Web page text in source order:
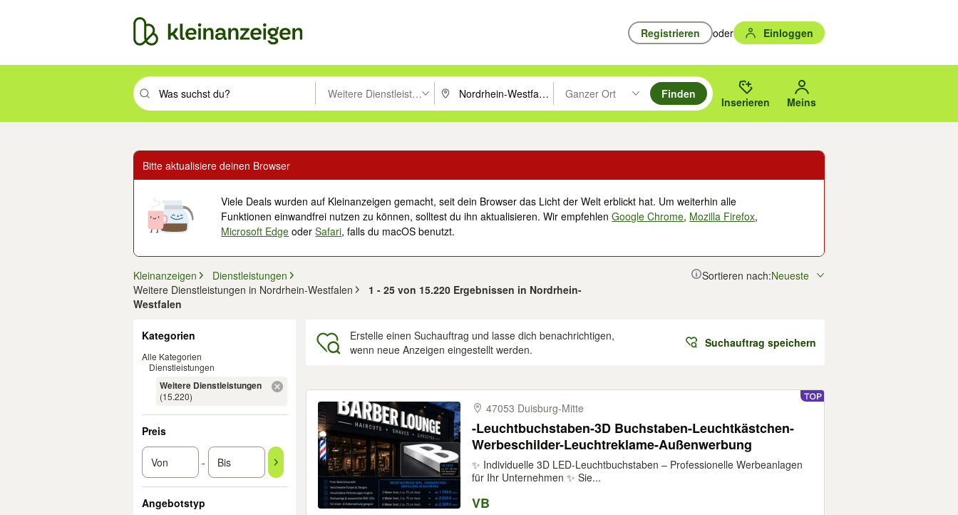
Registrieren oder Einloggen
Suchbegriff eingeben. Eingabetaste drücken um zu suchen, oder Vorschläge mit den Pfeiltasten nach oben/unten durchsuchen und mit Eingabetaste auswählen.
Weitere Dienstleistungen PLZ oder Ort eingeben. Eingabetaste drücken um zu suchen, oder Vorschläge mit den Pfeiltasten nach oben/
Ganzer Ort
Suche im Umkreis des gewählten Orts oder PLZ.
Finden
Inserieren Meins
Bitte aktualisiere deinen Browser
Viele Deals wurden auf Kleinanzeigen gemacht, seit dein Browser das Licht der Welt erblickt hat. Um weiterhin alle
Funktionen einwandfrei nutzen zu können, solltest du ihn aktualisieren. Wir empfehlenGoogle Chrome, Mozilla Firefox,
Microsoft Edge oderSafari, falls du macOS benutzt.
Kleinanzeigen
Dienstleistungen
Weitere Dienstleistungen in Nordrhein-Westfalen
1 - 25 von 15.220 Ergebnissen in Nordrhein-
Westfalen
Sortieren nach:Neueste
Kategorien
Alle Kategorien
Dienstleistungen
Weitere Dienstleistungen
(15.220)
Preis
-
Angebotstyp
Erstelle einen Suchauftrag und lasse dich benachrichtigen,
wenn neue Anzeigen eingestellt werden.
Suchauftrag speichern
47053 Duisburg-​Mitte
-Leuchtbuchstaben-3D Buchstaben-Leuchtkästchen-
Werbeschilder-Leuchtreklame-Außenwerbung
✨ Individuelle 3D LED-Leuchtbuchstaben – Professionelle Werbeanlagen
für Ihr Unternehmen ✨ Sie...
VB